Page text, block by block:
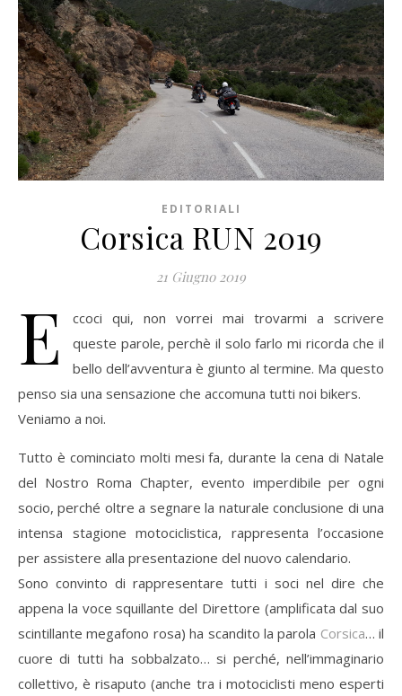
EDITORIALI
Corsica RUN 2019
21 Giugno 2019
E
ccoci qui, non vorrei mai trovarmi a scrivere
queste parole, perchè il solo farlo mi ricorda che il
bello dell’avventura è giunto al termine. Ma questo
penso sia una sensazione che accomuna tutti noi bikers.
Veniamo a noi.
Tutto è cominciato molti mesi fa, durante la cena di Natale
del Nostro Roma Chapter, evento imperdibile per ogni
socio, perché oltre a segnare la naturale conclusione di una
intensa stagione motociclistica, rappresenta l’occasione
per assistere alla presentazione del nuovo calendario.
Sono convinto di rappresentare tutti i soci nel dire che
appena la voce squillante del Direttore (amplificata dal suo
scintillante megafono rosa) ha scandito la parola Corsica… il
cuore di tutti ha sobbalzato… si perché, nell’immaginario
collettivo, è risaputo (anche tra i motociclisti meno esperti